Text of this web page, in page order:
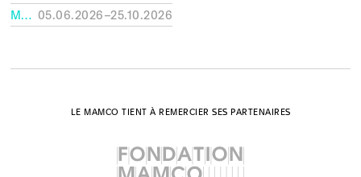
MUSÉE RATH, GENÈVE 05.06.2026–25.10.2026
LE MAMCO TIENT À REMERCIER SES PARTENAIRES